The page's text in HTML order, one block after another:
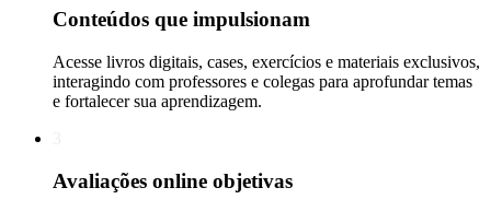
Conteúdos que impulsionam
Acesse livros digitais, cases, exercícios e materiais exclusivos,
interagindo com professores e colegas para aprofundar temas
e fortalecer sua aprendizagem.
Avaliações online objetivas